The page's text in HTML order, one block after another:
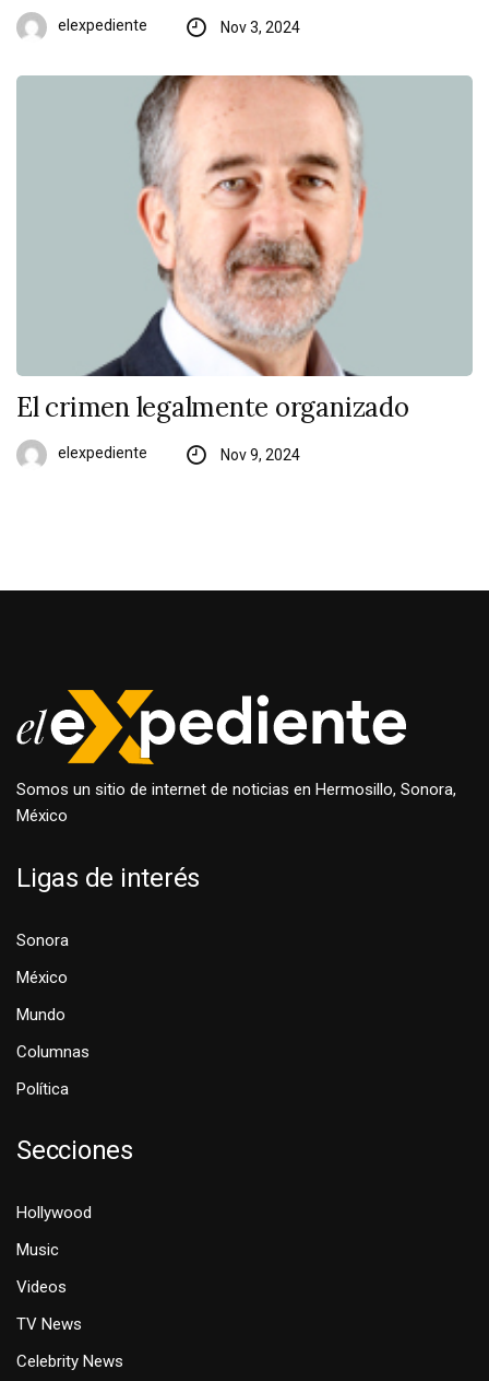
elexpediente Nov 3, 2024
El crimen legalmente organizado
elexpediente Nov 9, 2024
Somos un sitio de internet de noticias en Hermosillo, Sonora,
México
Ligas de interés
Sonora
México
Mundo
Columnas
Política
Secciones
Hollywood
Music
Videos
TV News
Celebrity News